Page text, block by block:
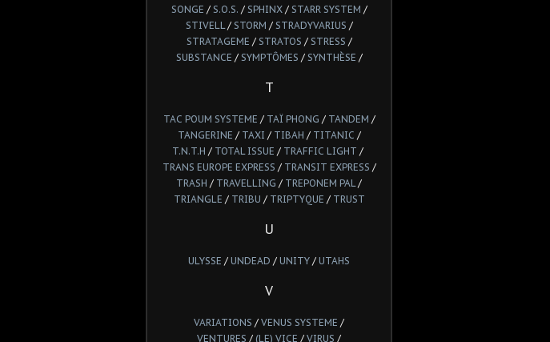
SONGE / S.O.S. / SPHINX/ STARR SYSTEM /
STIVELL/ STORM / STRADYVARIUS /
STRATAGEME / STRATOS / STRESS /
SUBSTANCE / SYMPTÔMES / SYNTHÈSE /
T
TAC POUM SYSTEME / TAÏ PHONG / TANDEM /
TANGERINE / TAXI / TIBAH / TITANIC /
T.N.T.H / TOTAL ISSUE / TRAFFIC LIGHT /
TRANS EUROPE EXPRESS / TRANSIT EXPRESS /
TRASH / TRAVELLING / TREPONEM PAL/
TRIANGLE / TRIBU / TRIPTYQUE / TRUST
U
ULYSSE / UNDEAD / UNITY / UTAHS
V
VARIATIONS / VENUS SYSTEME /
VENTURES / (LE) VICE / VIRUS /